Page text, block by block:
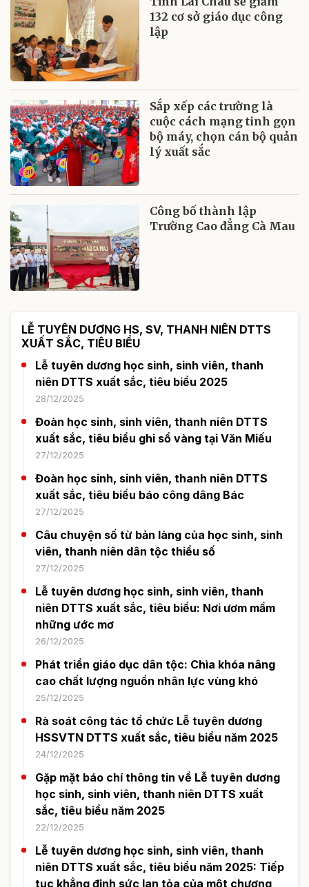
132 cơ sở giáo dục công
lập
Sắp xếp các trường là
cuộc cách mạng tinh gọn
bộ máy, chọn cán bộ quản
lý xuất sắc
Công bố thành lập
Trường Cao đẳng Cà Mau
LỄ TUYÊN DƯƠNG HS, SV, THANH NIÊN DTTS
XUẤT SẮC, TIÊU BIỂU
Lễ tuyên dương học sinh, sinh viên, thanh
niên DTTS xuất sắc, tiêu biểu 2025
28/12/2025
Đoàn học sinh, sinh viên, thanh niên DTTS
xuất sắc, tiêu biểu ghi sổ vàng tại Văn Miếu
27/12/2025
Đoàn học sinh, sinh viên, thanh niên DTTS
xuất sắc, tiêu biểu báo công dâng Bác
27/12/2025
Câu chuyện số từ bản làng của học sinh, sinh
viên, thanh niên dân tộc thiểu số
27/12/2025
Lễ tuyên dương học sinh, sinh viên, thanh
niên DTTS xuất sắc, tiêu biểu: Nơi ươm mầm
những ước mơ
26/12/2025
Phát triển giáo dục dân tộc: Chìa khóa nâng
cao chất lượng nguồn nhân lực vùng khó
25/12/2025
Rà soát công tác tổ chức Lễ tuyên dương
HSSVTN DTTS xuất sắc, tiêu biểu năm 2025
24/12/2025
Gặp mặt báo chí thông tin về Lễ tuyên dương
học sinh, sinh viên, thanh niên DTTS xuất
sắc, tiêu biểu năm 2025
22/12/2025
Lễ tuyên dương học sinh, sinh viên, thanh
niên DTTS xuất sắc, tiêu biểu năm 2025: Tiếp
tục khẳng định sức lan tỏa của một chương